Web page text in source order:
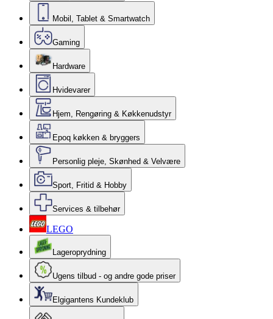
Mobil, Tablet & Smartwatch
Gaming
Hardware
Hvidevarer
Hjem, Rengøring & Køkkenudstyr
Epoq køkken & bryggers
Personlig pleje, Skønhed & Velvære
Sport, Fritid & Hobby
Services & tilbehør
LEGO
Lageroprydning
Ugens tilbud - og andre gode priser
Elgigantens Kundeklub